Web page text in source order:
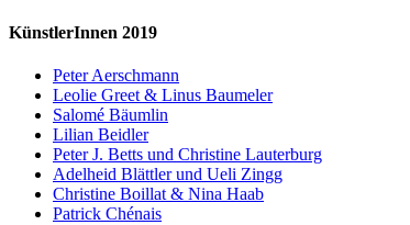
KünstlerInnen 2019
Peter Aerschmann
Leolie Greet & Linus Baumeler
Salomé Bäumlin
Lilian Beidler
Peter J. Betts und Christine Lauterburg
Adelheid Blättler und Ueli Zingg
Christine Boillat & Nina Haab
Patrick Chénais